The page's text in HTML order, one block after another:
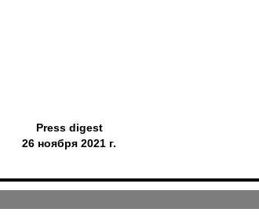
Press digest
26 ноября 2021 г.